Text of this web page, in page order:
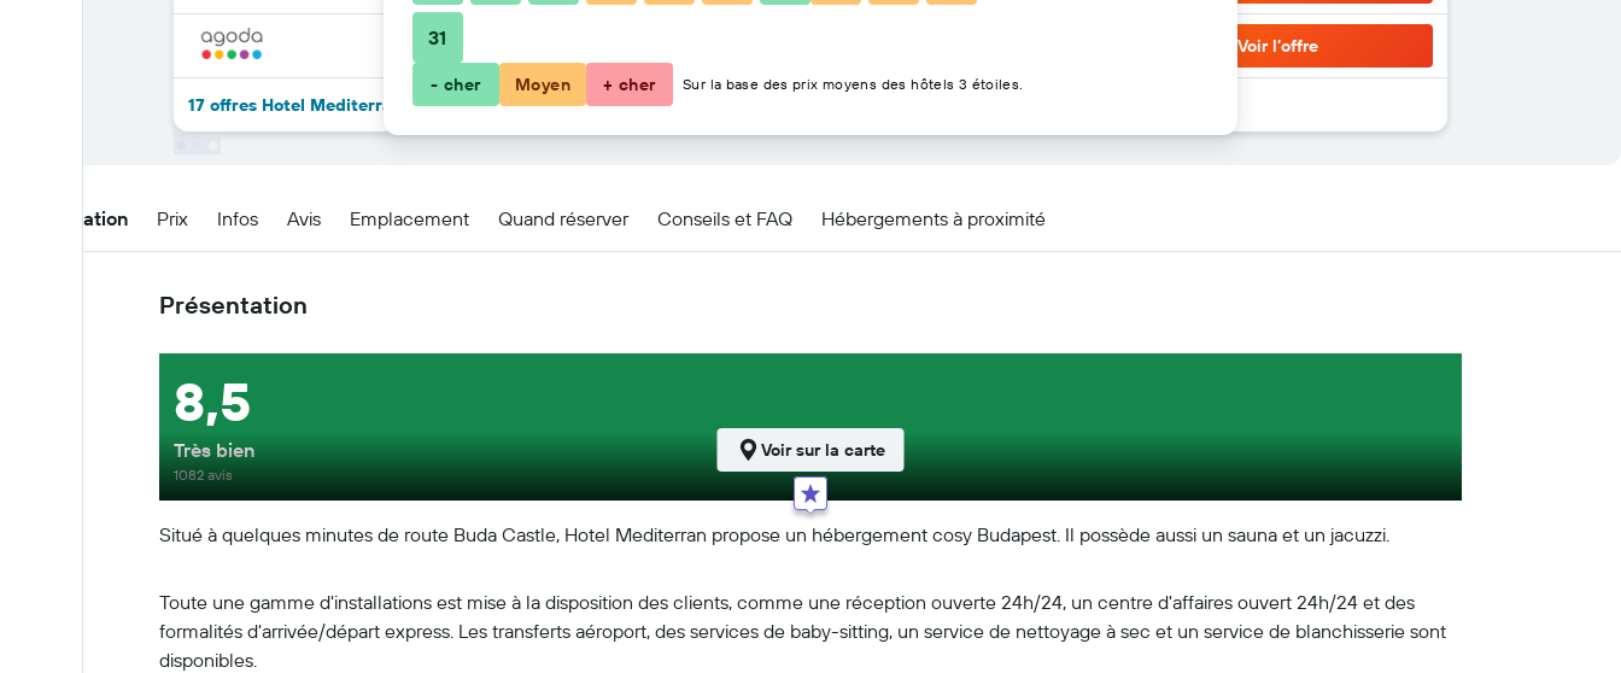
Voir l’offre
17 offres Hotel Mediterran de plus
Présentation Prix Infos Avis Emplacement Quand réserver Conseils et FAQ Hébergements à proximité
Présentation
Situé à quelques minutes de route Buda Castle, Hotel Mediterran propose un hébergement cosy Budapest. Il possède aussi un sauna et un jacuzzi.
Toute une gamme d'installations est mise à la disposition des clients, comme une réception ouverte 24h/24, un centre d'affaires ouvert 24h/24 et des
formalités d'arrivée/départ express. Les transferts aéroport, des services de baby-sitting, un service de nettoyage à sec et un service de blanchisserie sont
disponibles.
8,5
Très bien
1082 avis
Voir sur la carte
31
- cher Moyen + cher Sur la base des prix moyens des hôtels 3 étoiles.